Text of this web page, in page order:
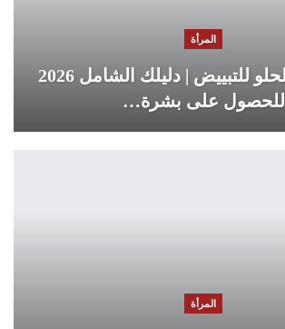
المرأة
زيت اللوز الحلو للتبييض | دليلك الشامل 2026
للحصول على بشرة…
المرأة